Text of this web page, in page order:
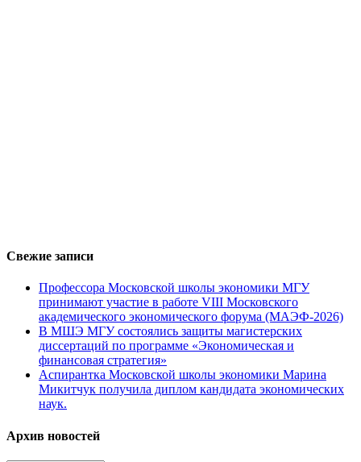
Свежие записи
Профессора Московской школы экономики МГУ
принимают участие в работе VIII Московского
академического экономического форума (МАЭФ-2026)
В МШЭ МГУ состоялись защиты магистерских
диссертаций по программе «Экономическая и
финансовая стратегия»
Аспирантка Московской школы экономики Марина
Микитчук получила диплом кандидата экономических
наук.
Архив новостей